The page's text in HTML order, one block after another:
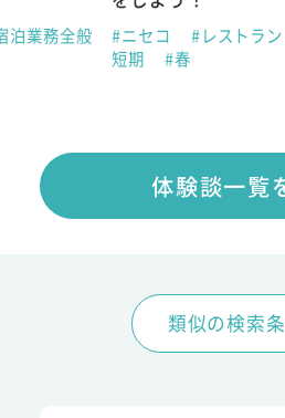
泊業務全般 #ニセコ #レストラ
短期
#春
体験談一覧
類似の検索